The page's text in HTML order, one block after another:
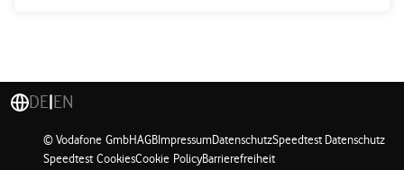
DE|EN
© Vodafone GmbHAGBImpressumDatenschutzSpeedtest Datenschutz
Speedtest CookiesCookie PolicyBarrierefreiheit